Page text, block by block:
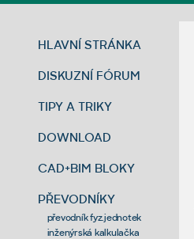
HLAVNÍ STRÁNKA
DISKUZNÍ FÓRUM
TIPY A TRIKY
DOWNLOAD
CAD+BIM BLOKY
PŘEVODNÍKY
převodník fyz.jednotek
inženýrská kalkulačka